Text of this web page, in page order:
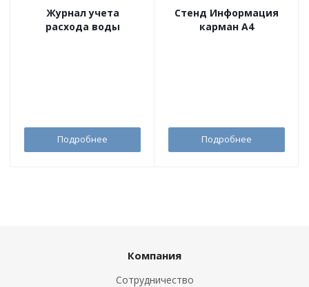
Журнал учета
расхода воды
Подробнее
Стенд Информация
карман А4
Подробнее
Компания
Сотрудничество